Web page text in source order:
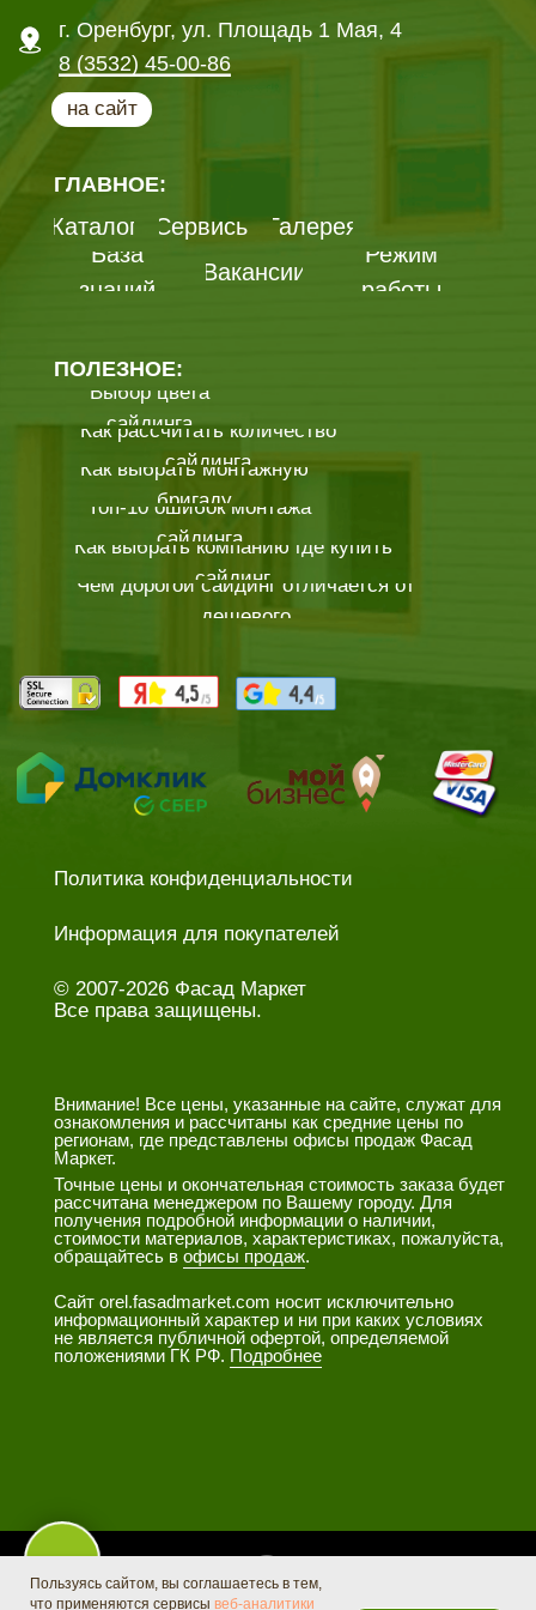
Пользуясь сайтом, вы соглашаетесь в тем,
что применяются сервисы веб-аналитики
информационный характер и ни при каких условиях
не является публичной офертой, определяемой
положениями ГК РФ.